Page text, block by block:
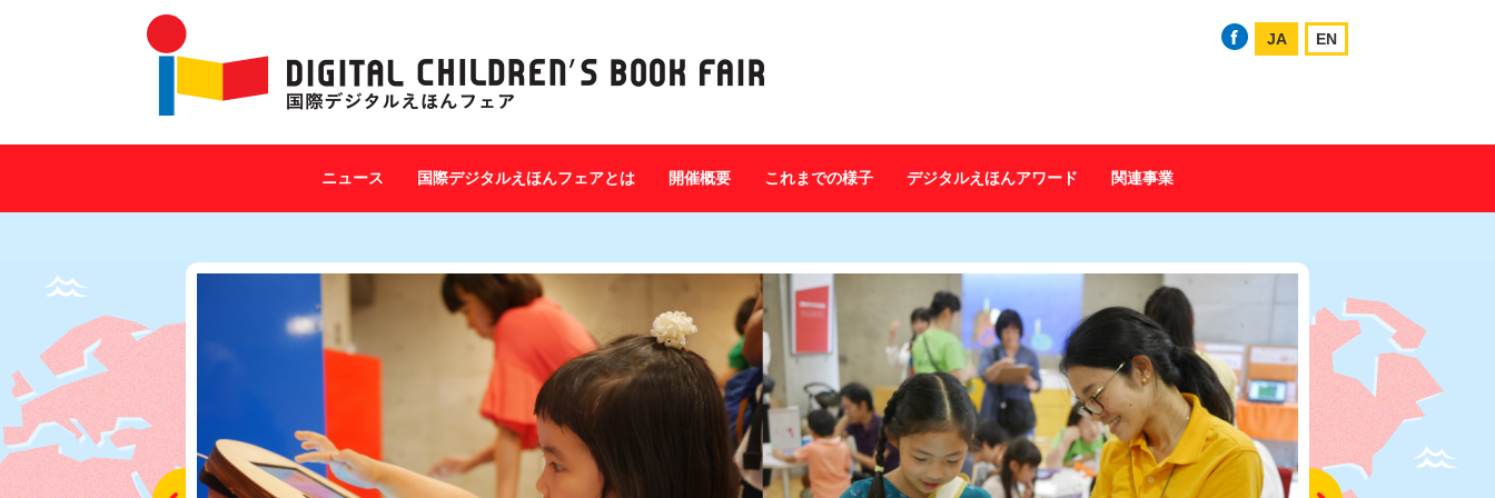
JA EN
ニュース 国際デジタルえほんフェアとは 開催概要 これまでの様子 デジタルえほんアワード 関連事業